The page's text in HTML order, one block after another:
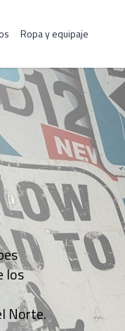
Ropa y equipaje
los
Norte.